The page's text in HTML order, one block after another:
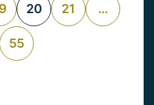
20 21 …
55